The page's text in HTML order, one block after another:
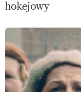
hokejowy